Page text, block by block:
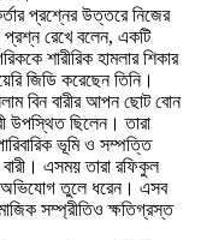
প্রশ্নের উত্তরে নিজের
রেখে বলেন, একটি
শারীরিক হামলার শিকার
জিডি করেছেন তিনি।
বিন বারীর আপন ছোট বোন
উপস্থিত ছিলেন। তারা
ভূমি ও সম্পত্তি
এসময় তারা রফিকুল
অভিযোগ তুলে ধরেন। এসব
সম্প্রীতিও ক্ষতিগ্রস্ত